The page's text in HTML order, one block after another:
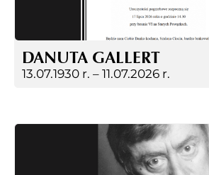
DANUTA GALLERT
13.07.1930 r. – 11.07.2026 r.